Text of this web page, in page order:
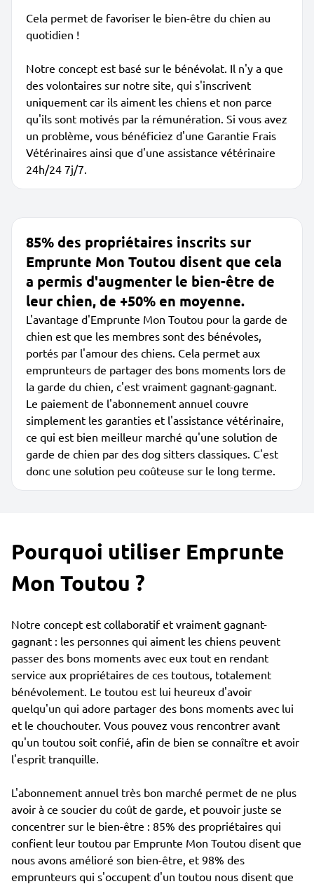
Cela permet de favoriser le bien-être du chien au
quotidien !
Notre concept est basé sur le bénévolat. Il n'y a que
des volontaires sur notre site, qui s'inscrivent
uniquement car ils aiment les chiens et non parce
qu'ils sont motivés par la rémunération. Si vous avez
un problème, vous bénéficiez d'une Garantie Frais
Vétérinaires ainsi que d'une assistance vétérinaire
24h/24 7j/7.
85% des propriétaires inscrits sur
Emprunte Mon Toutou disent que cela
a permis d'augmenter le bien-être de
leur chien, de +50% en moyenne.
L'avantage d'Emprunte Mon Toutou pour la garde de
chien est que les membres sont des bénévoles,
portés par l'amour des chiens. Cela permet aux
emprunteurs de partager des bons moments lors de
la garde du chien, c'est vraiment gagnant-gagnant.
Le paiement de l'abonnement annuel couvre
simplement les garanties et l'assistance vétérinaire,
ce qui est bien meilleur marché qu'une solution de
garde de chien par des dog sitters classiques. C'est
donc une solution peu coûteuse sur le long terme.
Pourquoi utiliser Emprunte
Mon Toutou ?
Notre concept est collaboratif et vraiment gagnant-
gagnant : les personnes qui aiment les chiens peuvent
passer des bons moments avec eux tout en rendant
service aux propriétaires de ces toutous, totalement
bénévolement. Le toutou est lui heureux d'avoir
quelqu'un qui adore partager des bons moments avec lui
et le chouchouter. Vous pouvez vous rencontrer avant
qu'un toutou soit confié, afin de bien se connaître et avoir
l'esprit tranquille.
L'abonnement annuel très bon marché permet de ne plus
avoir à ce soucier du coût de garde, et pouvoir juste se
concentrer sur le bien-être : 85% des propriétaires qui
confient leur toutou par Emprunte Mon Toutou disent que
nous avons amélioré son bien-être, et 98% des
emprunteurs qui s'occupent d'un toutou nous disent que